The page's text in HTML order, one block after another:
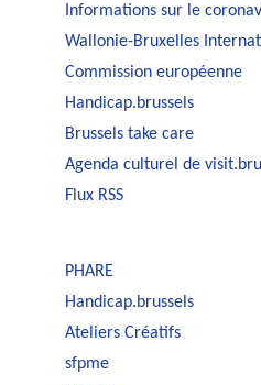
Informations sur le
Wallonie-Bruxelles
Commission européenne
Handicap.brussels
Brussels take care
Agenda culturel de
Flux RSS
PHARE
Handicap.brussels
Ateliers Créatifs
sfpme